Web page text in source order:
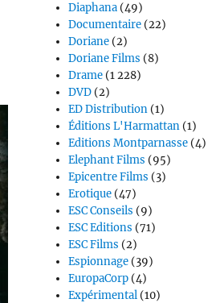
Diaphana (49)
Documentaire (22)
Doriane (2)
Doriane Films (8)
Drame (1 228)
DVD (2)
ED Distribution (1)
Éditions L'Harmattan (1)
Editions Montparnasse (4)
Elephant Films (95)
Epicentre Films (3)
Erotique (47)
ESC Conseils (9)
ESC Editions (71)
ESC Films (2)
Espionnage (39)
EuropaCorp (4)
Expérimental (10)